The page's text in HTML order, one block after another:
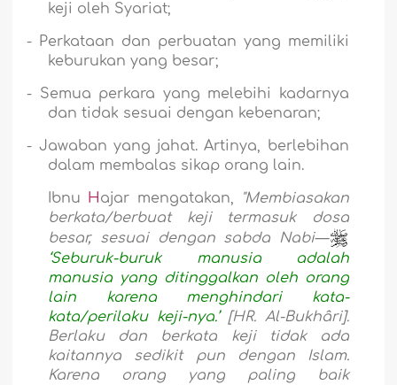
keji oleh Syariat;
- Perkataan dan perbuatan yang memiliki
keburukan yang besar;
- Semua perkara yang melebihi kadarnya
dan tidak sesuai dengan kebenaran;
- Jawaban yang jahat. Artinya, berlebihan
dalam membalas sikap orang lain.
Ibnu Hajar mengatakan,
"Membiasakan
berkata/berbuat keji termasuk dosa
besar, sesuai dengan sabda Nabi—
‘Seburuk-buruk manusia adalah
manusia yang ditinggalkan oleh orang
lain karena menghindari kata-
kata/perilaku keji-nya.’ [HR. Al-Bukhâri].
Berlaku dan berkata keji tidak ada
kaitannya sedikit pun dengan Islam.
Karena orang yang paling baik